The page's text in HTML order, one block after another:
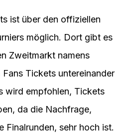
ist über den offiziellen
möglich. Dort gibt es
Zweitmarkt namens
Fans Tickets untereinander
wird empfohlen, Tickets
da die Nachfrage,
Finalrunden, sehr hoch ist.